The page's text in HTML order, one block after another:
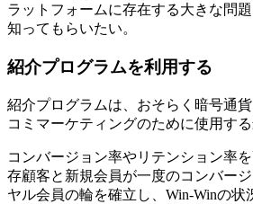
ラットフォームに存在する大きな問
知ってもらいたい。
紹介プログラムを利用する
紹介プログラムは、おそらく暗号通
コミマーケティングのために使用す
コンバージョン率やリテンション率
存顧客と新規会員が一度のコンバー
ヤル会員の輪を確立し、Win-Winの